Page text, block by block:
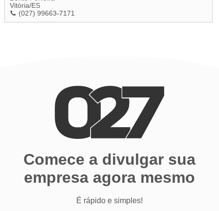
Vitória/ES
(027) 99663-7171
Comece a divulgar sua
empresa agora mesmo
É rápido e simples!